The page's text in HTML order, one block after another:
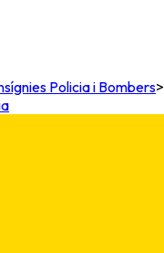
Policia i Bombers>